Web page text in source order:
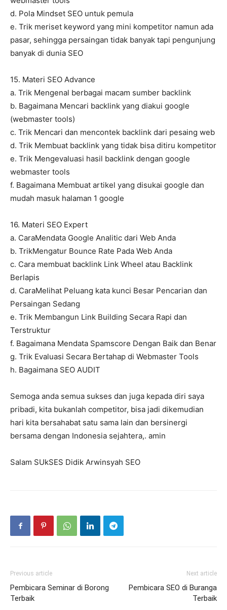
d. Pola Mindset SEO untuk pemula
e. Trik meriset keyword yang mini kompetitor namun ada
pasar, sehingga persaingan tidak banyak tapi pengunjung
banyak di dunia SEO
15. Materi SEO Advance
a. Trik Mengenal berbagai macam sumber backlink
b. Bagaimana Mencari backlink yang diakui google
(webmaster tools)
c. Trik Mencari dan mencontek backlink dari pesaing web
d. Trik Membuat backlink yang tidak bisa ditiru kompetitor
e. Trik Mengevaluasi hasil backlink dengan google
webmaster tools
f. Bagaimana Membuat artikel yang disukai google dan
mudah masuk halaman 1 google
16. Materi SEO Expert
a. CaraMendata Google Analitic dari Web Anda
b. TrikMengatur Bounce Rate Pada Web Anda
c. Cara membuat backlink Link Wheel atau Backlink
Berlapis
d. CaraMelihat Peluang kata kunci Besar Pencarian dan
Persaingan Sedang
e. Trik Membangun Link Building Secara Rapi dan
Terstruktur
f. Bagaimana Mendata Spamscore Dengan Baik dan Benar
g. Trik Evaluasi Secara Bertahap di Webmaster Tools
h. Bagaimana SEO AUDIT
Semoga anda semua sukses dan juga kepada diri saya
pribadi, kita bukanlah competitor, bisa jadi dikemudian
hari kita bersahabat satu sama lain dan bersinergi
bersama dengan Indonesia sejahtera,. amin
Salam SUkSES Didik Arwinsyah SEO
Previous article
Pembicara Seminar di Borong
Terbaik
Next article
Pembicara SEO di Buranga
Terbaik